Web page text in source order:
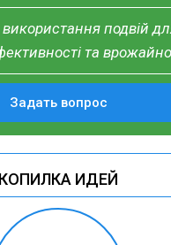
подвій
та
Задать вопрос
КОПИЛКА ИДЕЙ